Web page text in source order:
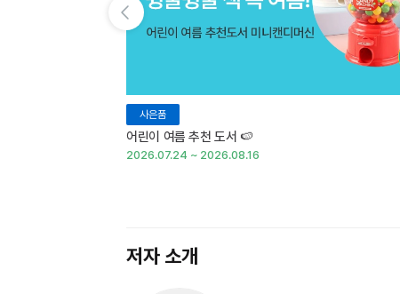
사은품
어린이 여름 추천 도서 🍉
2026.07.24 ~ 2026.08.16
저자 소개